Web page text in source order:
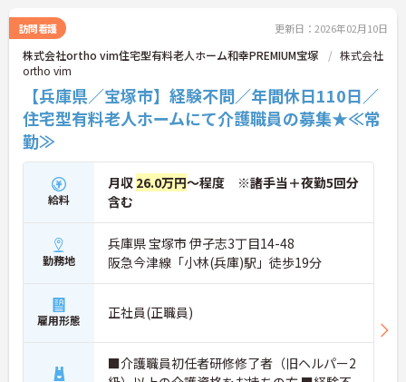
付金＋（プラス）」をご用意。子育て世代のキャリ
アを強力に支援します。
◆働きながら成長！資格取得を最大10万円補助 多職
種連携で専門知識が磨けるチームケア実践 頑張りや
スキルが給与・役職にしっかり反映。 明確なキャリ
アパス制度が整っている環境で、 目標を持って長く
活躍できます！
訪問看護 更新日：2026年02月10日
株式会社ortho vim住宅型有料老人ホーム和幸PREMIUM宝塚
株式会社
ortho vim
【兵庫県／宝塚市】経験不問／年間休日110日／
住宅型有料老人ホームにて介護職員の募集★≪常
勤≫
給料
月収 26.0万円～程度 ※諸手当＋夜勤5回分
含む
勤務地
兵庫県 宝塚市 伊孑志3丁目14-48
阪急今津線「小林(兵庫)駅」徒歩19分
雇用形態 正社員(正職員)
■介護職員初任者研修修了者（旧ヘルパー2